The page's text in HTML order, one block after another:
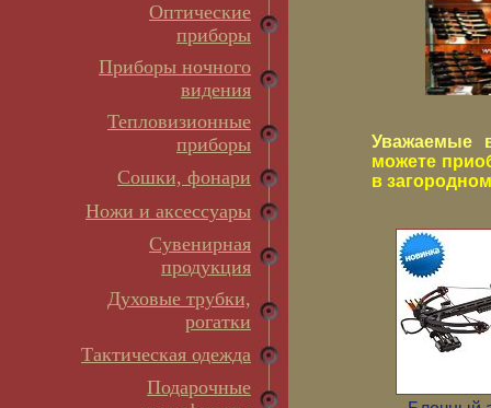
Оптические
приборы
Приборы ночного
видения
Тепловизионные
приборы
Сошки, фонари
Ножи и аксессуары
Сувенирная
продукция
Духовые трубки,
рогатки
Тактическая одежда
Подарочные
Уважаемые
можете
в